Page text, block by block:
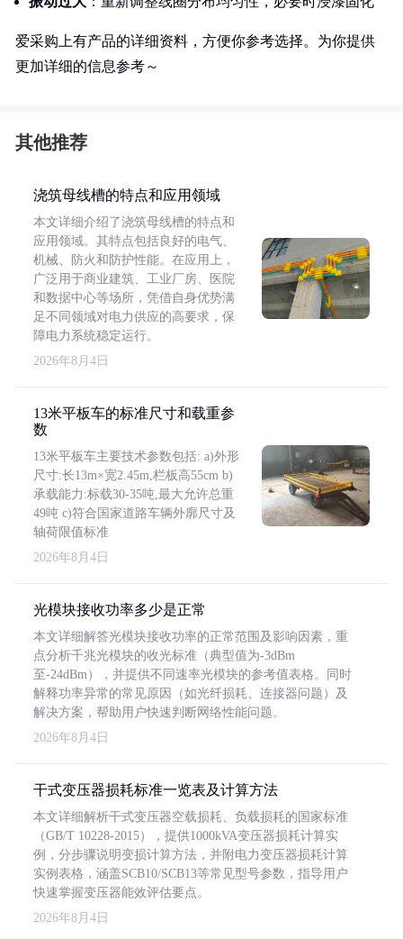
爱采购上有产品的详细资料，方便你参考选择。为你提供
更加详细的信息参考～
其他推荐
浇筑母线槽的特点和应用领域
本文详细介绍了浇筑母线槽的特点和
应用领域。其特点包括良好的电气、
机械、防火和防护性能。在应用上，
广泛用于商业建筑、工业厂房、医院
和数据中心等场所，凭借自身优势满
足不同领域对电力供应的高要求，保
障电力系统稳定运行。
2026年8月4日
13米平板车的标准尺寸和载重参
数
13米平板车主要技术参数包括: a)外形
尺寸:长13m×宽2.45m,栏板高55cm b)
承载能力:标载30-35吨,最大允许总重
49吨 c)符合国家道路车辆外廓尺寸及
轴荷限值标准
2026年8月4日
光模块接收功率多少是正常
本文详细解答光模块接收功率的正常范围及影响因素，重
点分析千兆光模块的收光标准（典型值为-3dBm
至-24dBm），并提供不同速率光模块的参考值表格。同时
解释功率异常的常见原因（如光纤损耗、连接器问题）及
解决方案，帮助用户快速判断网络性能问题。
2026年8月4日
干式变压器损耗标准一览表及计算方法
本文详细解析干式变压器空载损耗、负载损耗的国家标准
（GB/T 10228-2015），提供1000kVA变压器损耗计算实
例，分步骤说明变损计算方法，并附电力变压器损耗计算
实例表格，涵盖SCB10/SCB13等常见型号参数，指导用户
快速掌握变压器能效评估要点。
2026年8月4日